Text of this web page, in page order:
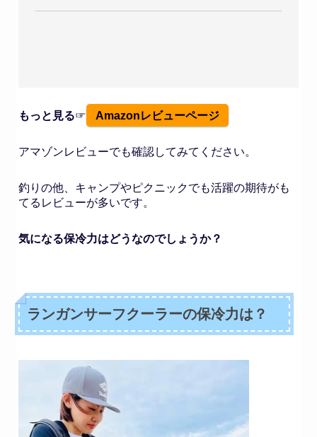
もっと見る☞ Amazonレビューページ
アマゾンレビューでも確認してみてください。
釣りの他、キャンプやピクニックでも活躍の期待がも
てるレビューが多いです。
気になる保冷力はどうなのでしょうか？
ランガンサーフクーラーの保冷力は？